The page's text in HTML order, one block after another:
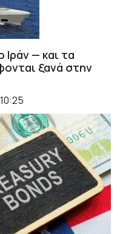
Ιράν — και τα
ξανά στην